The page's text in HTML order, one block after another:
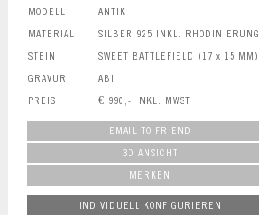
MODELL
ANTIK
MATERIAL
SILBER 925 INKL. RHODINIERUNG
STEIN
SWEET BATTLEFIELD (17 x 15 MM)
GRAVUR
ABI
PREIS
€ 990,- INKL. MWST.
EMAIL TO FRIEND
3D ANSICHT
MERKEN
INDIVIDUELL KONFIGURIEREN